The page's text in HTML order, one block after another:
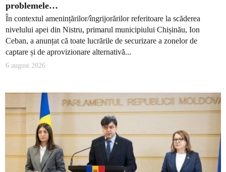
problemele…
În contextul amenințărilor/îngrijorărilor referitoare la scăderea
nivelului apei din Nistru, primarul municipiului Chișinău, Ion
Ceban, a anunțat că toate lucrările de securizare a zonelor de
captare și de aprovizionare alternativă...
6 august 2026